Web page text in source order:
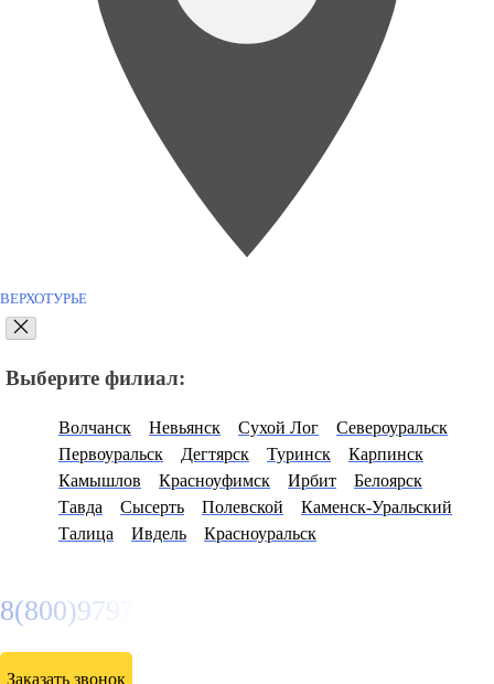
ВЕРХОТУРЬЕ
Выберите филиал:
Волчанск Невьянск Сухой Лог
Североуральск
Первоуральск
Дегтярск Туринск
Карпинск
Камышлов
Красноуфимск Ирбит
Белоярск
Тавда
Сысерть Полевской
Каменск-Уральский
Талица
Ивдель Красноуральск
8(800)9797043
Заказать звонок